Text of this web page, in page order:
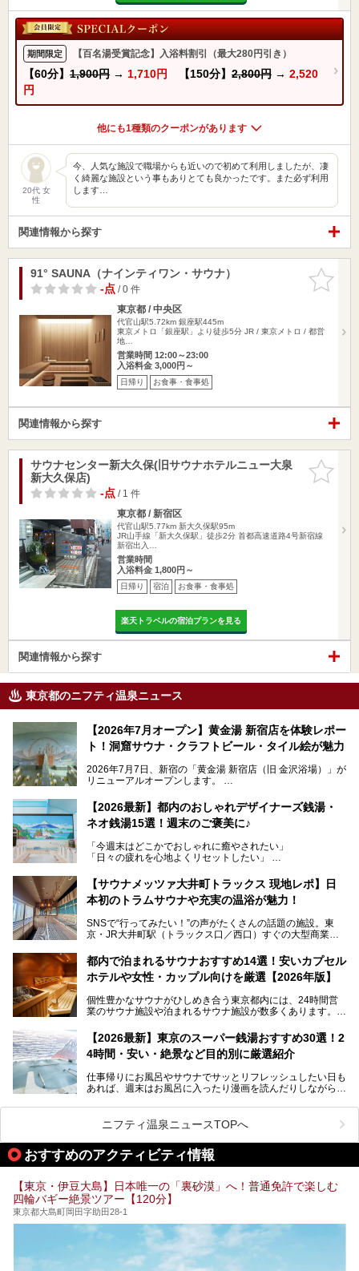
期間限定 【百名湯受賞記念】入浴料割引（最大280円引き）
【60分】 1,900円 → 1,710円 【150分】 2,800円 → 2,520
円
他にも1種類のクーポンがあります
20代 女
性
今、人気な施設で職場からも近いので初めて利用しましたが、凄
く綺麗な施設という事もありとても良かったです。また必ず利用
します…
関連情報から探す
お気に入
りに追加
91° SAUNA（ナインティワン・サウナ）
-点/ 0 件
東京都 / 中央区
代官山駅5.72km 銀座駅445m
東京メトロ「銀座駅」より徒歩5分 JR / 東京メトロ / 都営
地…
営業時間 12:00～23:00
入浴料金 3,000円～
日帰り お食事・食事処
関連情報から探す
お気に入
りに追加
サウナセンター新大久保(旧サウナホテルニュー大泉
新大久保店)
-点/ 1 件
東京都 / 新宿区
代官山駅5.77km 新大久保駅95m
JR山手線「新大久保駅」徒歩2分 首都高速道路4号新宿線
新宿出入…
営業時間
入浴料金 1,800円～
日帰り 宿泊 お食事・食事処
楽天トラベルの宿泊プランを見る
関連情報から探す
東京都のニフティ温泉ニュース
【2026年7月オープン】黄金湯 新宿店を体験レポー
ト！洞窟サウナ・クラフトビール・タイル絵が魅力
2026年7月7日、新宿の「黄金湯 新宿店（旧 金沢浴場）」が
リニューアルオープンします。
レトロでノスタルジックなタイル絵はそのまま、昔からここ
を知る地元の人にも、新しく足を運んでくれる人にも愛され
る、今の時代の"銭湯"として生まれ変わりました。洞窟のよ
ビアバーなど、新しく登場したスポットも併せて紹介しま
す。充実した設備があるのに、基本の入浴料が銭湯価格の5
【2026最新】都内のおしゃれデザイナーズ銭湯・
ネオ銭湯15選！週末のご褒美に♪
「今週末はどこかでおしゃれに癒やされたい」
「日々の疲れを心地よくリセットしたい」
となっている新しいスタイルの銭湯です。
最近、SNSやメディアで「デザイナーズ銭湯」や「ネオ銭
本記事では、そもそもこれらがどんな銭湯なのか、その気に
いおしゃれな名店15選を、おすすめの順番で一挙にご紹介
します。
【サウナメッツァ大井町トラックス 現地レポ】日
本初のトラムサウナや充実の温浴が魅力！
SNSで“行ってみたい！”の声がたくさんの話題の施設。東
京・JR大井町駅（トラックス口／西口）すぐの大型商業施
ツァ大井町トラックス」がニューオープン。施設の様子をレ
ポ―トします。
都内で泊まれるサウナおすすめ14選！安いカプセル
ホテルや女性・カップル向けを厳選【2026年版】
個性豊かなサウナがひしめき合う東京都内には、24時間営
業のサウナ施設や泊まれるサウナ施設が数多くあります。
を旅の目的とする「サ旅」や自分へのご褒美のための宿泊な
ど、自分の好きなタイミングで好きなだけサ活ができるのが
魅力です。
最近では、男性専用施設だけでなく、カップルや女性に嬉し
い個室サウナも増えてきました。
ら、特におすすめしたい施設14選をご紹介します。
してみてください。
【2026最新】東京のスーパー銭湯おすすめ30選！2
4時間・安い・絶景など目的別に厳選紹介
仕事帰りにお風呂やサウナでサッとリフレッシュしたい日も
あれば、週末はお風呂に入ったり漫画を読んだりしながら一
また、終電を逃してしまい、「このまま朝までゆっくりでき
る場所があれば」と探した経験がある人も多いのではないで
しょうか。
そこで本記事では、東京でおすすめのスーパー銭湯を、目的
24時間営業で宿泊できる施設や、1,000円以下で楽しめる安
い施設、デートや休日レジャーにもぴったりなエンタメ要素
が充実した施設など、利用のシーンに合わせて参考にしてく
ださい。
ニフティ温泉ニュースTOPへ
おすすめのアクティビティ情報
【東京・伊豆大島】日本唯一の「裏砂漠」へ！普通免許で楽しむ
四輪バギー絶景ツアー【120分】
東京都大島町岡田字助田28-1